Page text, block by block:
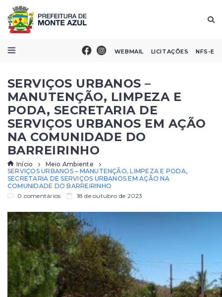
WEBMAIL LICITAÇÕES NFS-E
SERVIÇOS URBANOS –
MANUTENÇÃO, LIMPEZA E
PODA, SECRETARIA DE
SERVIÇOS URBANOS EM AÇÃO
NA COMUNIDADE DO
BARREIRINHO
Início
Meio Ambiente
SERVIÇOS URBANOS – MANUTENÇÃO, LIMPEZA E PODA,
SECRETARIA DE SERVIÇOS URBANOS EM AÇÃO NA
COMUNIDADE DO BARREIRINHO
0 comentários
18 de outubro de 2023